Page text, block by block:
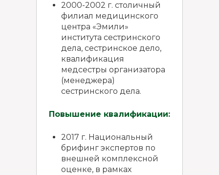
2000-2002 г. столичный
филиал медицинского
центра «Эмили»
института сестринского
дела, сестринское дело,
квалификация
медсестры организатора
(менеджера)
сестринского дела.
Повышение квалификации:
2017 г. Национальный
брифинг экспертов по
внешней комплексной
оценке, в рамках